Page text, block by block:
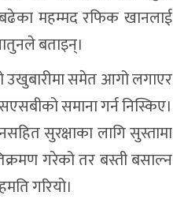
बढेका महम्मद रफिक खानलाई
बताइन्।
उखुबारीमा समेत आगो लगाएर
समाना गर्न निस्किए।
सुरक्षाका लागि सुस्तामा
गरेको तर बस्ती बसाल्न
गरियो।